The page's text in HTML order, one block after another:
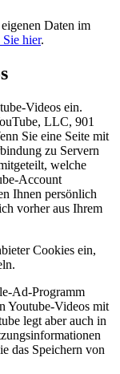
Daten im
hier.
Videos ein.
LLC, 901
Sie eine Seite mit
zu Servern
welche
Account
Ihnen persönlich
vorher aus Ihrem
Cookies ein,
Ad-Programm
Youtube-Videos mit
legt aber auch in
das Speichern von